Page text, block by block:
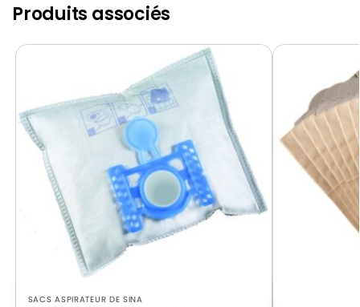
DE SINA
DE SINA XTC12
DE SINA
DE SINA XTC13E(COMPACTO/RADEL)
DE SINA XTC14E(COMPACTO/RADEL)
DE SINA
DE SINA XTC15E(COMPACTO/RADEL)
DE SINA
DE SINA XTCN
DE SINA
DE SINA XTE1200E
DE SINA
DE SINA XTE1300E
DE SINA XTL(Série)
DE SINA XTR130
DE SINA
DE SINA XTR1300
Produits associés
SACS ASPIRATEUR DE SINA